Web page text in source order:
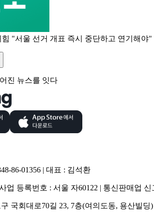
"서울 선거 개표 즉시 중단하고 연기해야"
진 뉴스를 잇다
86-01356 | 대표 : 김석환
업 등록번호 : 서울 자60122 | 통신판매업 신
국회대로70길 23, 7층(여의도동, 용산빌딩)